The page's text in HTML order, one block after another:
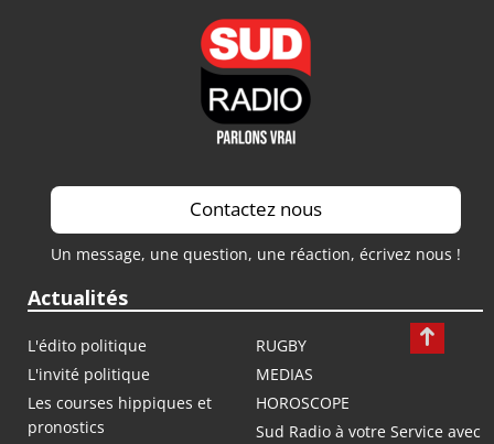
Contactez nous
Un message, une question, une réaction, écrivez nous !
Actualités
L'édito politique
RUGBY
L'invité politique
MEDIAS
Les courses hippiques et
pronostics
HOROSCOPE
Sud Radio à votre Service avec